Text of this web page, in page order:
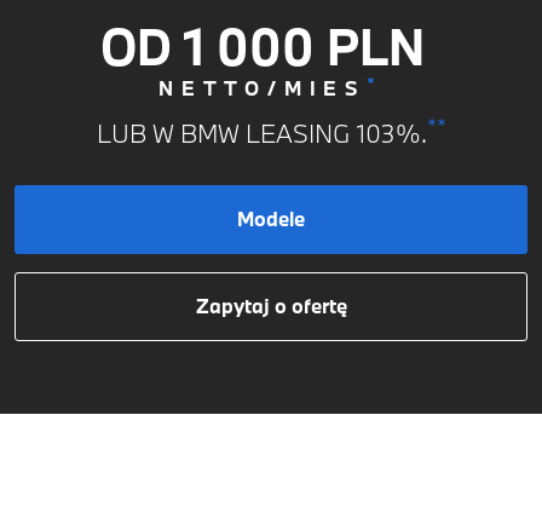
OD 1 000 PLN
NETTO/MIES *
LUB W BMW LEASING 103%.**
Modele
Zapytaj o ofertę